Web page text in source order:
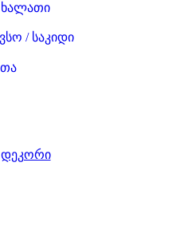
ხალათი
/ საკიდი
დეკორი